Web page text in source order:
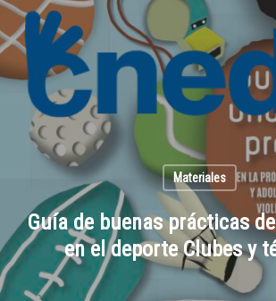
Skip
to
main
content
Materiales
Guía de buenas prácticas
en el deporte Clubes y